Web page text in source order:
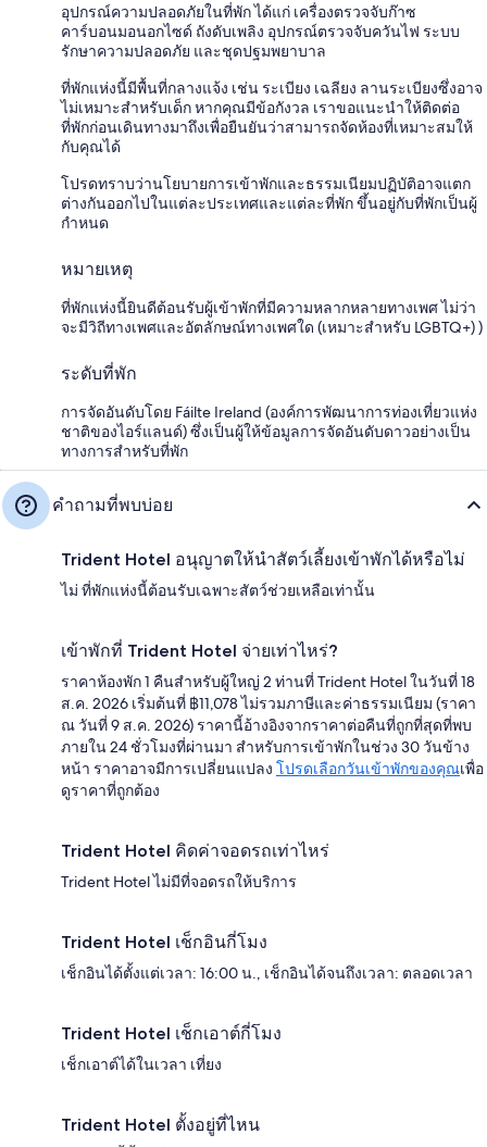
อุปกรณ์ความปลอดภัยในที่พัก ได้แก่ เครื่องตรวจจับก๊าซ
คาร์บอนมอนอกไซด์ ถังดับเพลิง อุปกรณ์ตรวจจับควันไฟ ระบบ
รักษาความปลอดภัย และชุดปฐมพยาบาล
ที่พักแห่งนี้มีพื้นที่กลางแจ้ง เช่น ระเบียง เฉลียง ลานระเบียงซึ่งอาจ
ไม่เหมาะสำหรับเด็ก หากคุณมีข้อกังวล เราขอแนะนำให้ติดต่อ
ที่พักก่อนเดินทางมาถึงเพื่อยืนยันว่าสามารถจัดห้องที่เหมาะสมให้
กับคุณได้
โปรดทราบว่านโยบายการเข้าพักและธรรมเนียมปฏิบัติอาจแตก
ต่างกันออกไปในแต่ละประเทศและแต่ละที่พัก ขึ้นอยู่กับที่พักเป็นผู้
กำหนด
หมายเหตุ
ที่พักแห่งนี้ยินดีต้อนรับผู้เข้าพักที่มีความหลากหลายทางเพศ ไม่ว่า
จะมีวิถีทางเพศและอัตลักษณ์ทางเพศใด (เหมาะสำหรับ LGBTQ+) )
ระดับที่พัก
การจัดอันดับโดย Fáilte Ireland (องค์การพัฒนาการท่องเที่ยวแห่ง
ชาติของไอร์แลนด์) ซึ่งเป็นผู้ให้ข้อมูลการจัดอันดับดาวอย่างเป็น
ทางการสำหรับที่พัก
คำถามที่พบบ่อย
Trident Hotel อนุญาตให้นำสัตว์เลี้ยงเข้าพักได้หรือไม่
ไม่ ที่พักแห่งนี้ต้อนรับเฉพาะสัตว์ช่วยเหลือเท่านั้น
เข้าพักที่ Trident Hotel จ่ายเท่าไหร่?
ราคาห้องพัก 1 คืนสำหรับผู้ใหญ่ 2 ท่านที่ Trident Hotel ในวันที่ 18
ส.ค. 2026 เริ่มต้นที่ ฿11,078 ไม่รวมภาษีและค่าธรรมเนียม (ราคา
ณ วันที่ 9 ส.ค. 2026) ราคานี้อ้างอิงจากราคาต่อคืนที่ถูกที่สุดที่พบ
ภายใน 24 ชั่วโมงที่ผ่านมา สำหรับการเข้าพักในช่วง 30 วันข้าง
หน้า ราคาอาจมีการเปลี่ยนแปลง โปรดเลือกวันเข้าพักของคุณเพื่อ
ดูราคาที่ถูกต้อง
Trident Hotel คิดค่าจอดรถเท่าไหร่
Trident Hotel ไม่มีที่จอดรถให้บริการ
Trident Hotel เช็กอินกี่โมง
เช็กอินได้ตั้งแต่เวลา: 16:00 น., เช็กอินได้จนถึงเวลา: ตลอดเวลา
Trident Hotel เช็กเอาต์กี่โมง
เช็กเอาต์ได้ในเวลา เที่ยง
Trident Hotel ตั้งอยู่ที่ไหน